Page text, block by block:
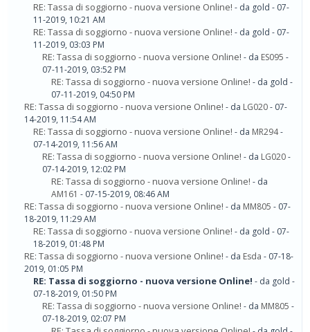
RE: Tassa di soggiorno - nuova versione Online! - da gold - 07-
11-2019, 10:21 AM
RE: Tassa di soggiorno - nuova versione Online! - da gold - 07-
11-2019, 03:03 PM
RE: Tassa di soggiorno - nuova versione Online! - da ES095 -
07-11-2019, 03:52 PM
RE: Tassa di soggiorno - nuova versione Online! - da gold -
07-11-2019, 04:50 PM
RE: Tassa di soggiorno - nuova versione Online! - da LG020- 07-
14-2019, 11:54 AM
RE: Tassa di soggiorno - nuova versione Online! - da MR294-
07-14-2019, 11:56 AM
RE: Tassa di soggiorno - nuova versione Online! - da LG020-
07-14-2019, 12:02 PM
RE: Tassa di soggiorno - nuova versione Online! - da
AM161 - 07-15-2019, 08:46 AM
RE: Tassa di soggiorno - nuova versione Online! - da MM805 - 07-
18-2019, 11:29 AM
RE: Tassa di soggiorno - nuova versione Online! - da gold - 07-
18-2019, 01:48 PM
RE: Tassa di soggiorno - nuova versione Online! - da Esda - 07-18-
2019, 01:05 PM
RE: Tassa di soggiorno - nuova versione Online! - da gold -
07-18-2019, 01:50 PM
RE: Tassa di soggiorno - nuova versione Online! - da MM805 -
07-18-2019, 02:07 PM